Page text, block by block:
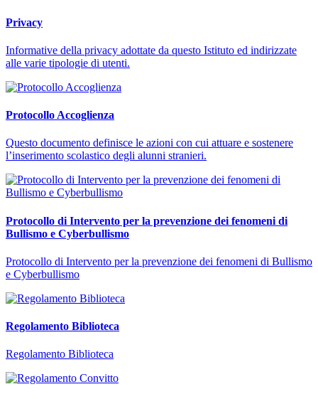
Privacy
Informative della privacy adottate da questo Istituto ed indirizzate
alle varie tipologie di utenti.
Protocollo Accoglienza
Questo documento definisce le azioni con cui attuare e sostenere
l’inserimento scolastico degli alunni stranieri.
Protocollo di Intervento per la prevenzione dei fenomeni di
Bullismo e Cyberbullismo
Protocollo di Intervento per la prevenzione dei fenomeni di Bullismo
e Cyberbullismo
Regolamento Biblioteca
Regolamento Biblioteca